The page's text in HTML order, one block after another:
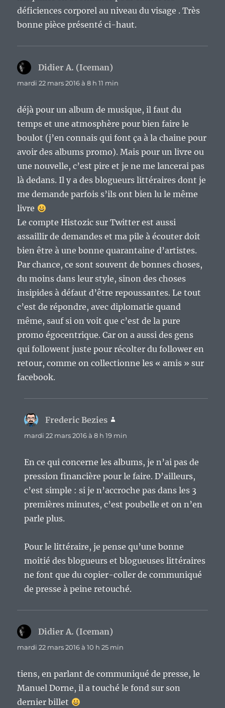
déficiences corporel au niveau du visage . Très
bonne pièce présenté ci-haut.
Didier A. (Iceman)
mardi 22 mars 2016 à 8 h 11 min
déjà pour un album de musique, il faut du
temps et une atmosphère pour bien faire le
boulot (j’en connais qui font ça à la chaine pour
avoir des albums promo). Mais pour un livre ou
une nouvelle, c’est pire et je ne me lancerai pas
là dedans. Il y a des blogueurs littéraires dont je
me demande parfois s’ils ont bien lu le même
livre
Le compte Histozic sur Twitter est aussi
assaillir de demandes et ma pile à écouter doit
bien être à une bonne quarantaine d’artistes.
Par chance, ce sont souvent de bonnes choses,
du moins dans leur style, sinon des choses
insipides à défaut d’être repoussantes. Le tout
c’est de répondre, avec diplomatie quand
même, sauf si on voit que c’est de la pure
promo égocentrique. Car on a aussi des gens
qui followent juste pour récolter du follower en
retour, comme on collectionne les « amis » sur
facebook.
Frederic Bezies
mardi 22 mars 2016 à 8 h 19 min
En ce qui concerne les albums, je n’ai pas de
pression financière pour le faire. D’ailleurs,
c’est simple : si je n’accroche pas dans les 3
premières minutes, c’est poubelle et on n’en
parle plus.
Pour le littéraire, je pense qu’une bonne
moitié des blogueurs et blogueuses littéraires
ne font que du copier-coller de communiqué
de presse à peine retouché.
Didier A. (Iceman)
mardi 22 mars 2016 à 10 h 25 min
tiens, en parlant de communiqué de presse, le
Manuel Dorne, il a touché le fond sur son
dernier billet